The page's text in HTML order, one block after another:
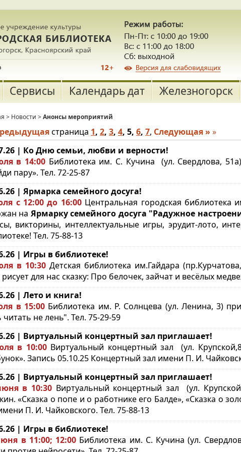
Сервисы Календарь дат Железногорск
> Новости >Анонсы мероприятий
страница 1, 2, 3, 4, 5, 6, 7, Следующая » »
| Ко Дню семьи, любви и верности!
в 14:00 Библиотека им. С. Кучина (ул. Свердлова,
пару». Тел. 72-25-87
| Ярмарка семейного досуга!
с 12:00 до 16:00 Центральная городская библиотека
на Ярмарку семейного досуга "Радужное
викторины, интеллектуальные игры, эрудит-лото,
Тел. 75-88-13
| Игры в библиотеке!
в 10:30 Детская библиотека им.Гайдара
для нас сказку: Про белочек, зайчат и весёлых
| Лето и книга!
в 15:00Библиотека им. Р. Солнцева (ул. Ленина, 3)
читать не лень". Тел. 75-29-59
| Виртуальный концертный зал приглашает!
в 10:00Виртуальный концертный зал (ул.
Запись 05.10.25 Концертный зал имени П. И.
| Виртуальный концертный зал приглашает!
в 10:30Виртуальный концертный зал (ул.
«Сказка о попе и о работнике его Балде», «Сказка о
П. И. Чайковского. Тел. 75-88-13
| Игры в библиотеке!
в 11:00; 12:00 Библиотека им. С. Кучина (ул.